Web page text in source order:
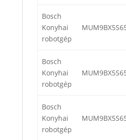
Bosch
Konyhai
robotgép
Bosch
Konyhai
robotgép
Bosch
Konyhai
robotgép